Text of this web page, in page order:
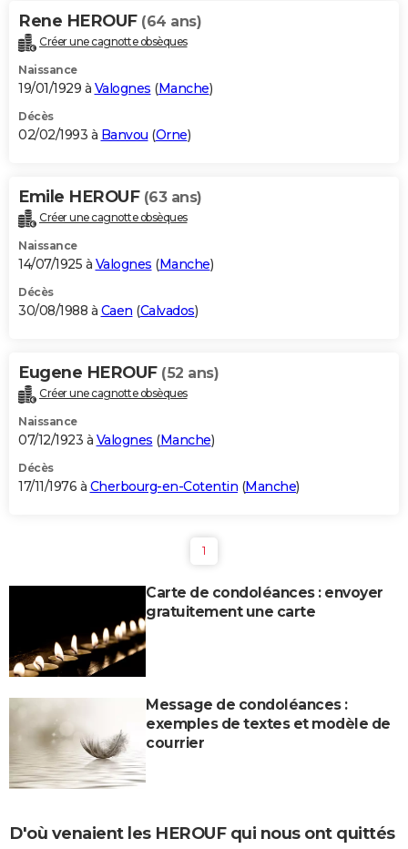
Rene HEROUF (64 ans)
Créer une cagnotte obsèques
Naissance
19/01/1929 à Valognes (Manche)
Décès
02/02/1993 à Banvou (Orne)
Emile HEROUF (63 ans)
Créer une cagnotte obsèques
Naissance
14/07/1925 à Valognes (Manche)
Décès
30/08/1988 à Caen (Calvados)
Eugene HEROUF (52 ans)
Créer une cagnotte obsèques
Naissance
07/12/1923 à Valognes (Manche)
Décès
17/11/1976 à Cherbourg-en-Cotentin (Manche)
1
Carte de condoléances : envoyer
gratuitement une carte
Message de condoléances :
exemples de textes et modèle de
courrier
D'où venaient les HEROUF qui nous ont quittés